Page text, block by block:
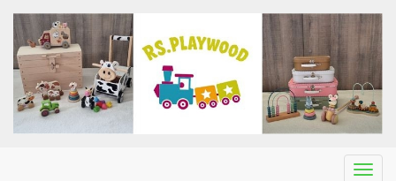
Menu